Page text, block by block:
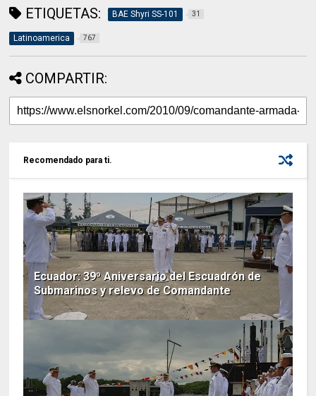
ETIQUETAS: BAE Shyri SS-101 31
Latinoamerica 767
COMPARTIR:
Recomendado para ti.
Ecuador: 39º Aniversario del Escuadrón de
Submarinos y relevo de Comandante